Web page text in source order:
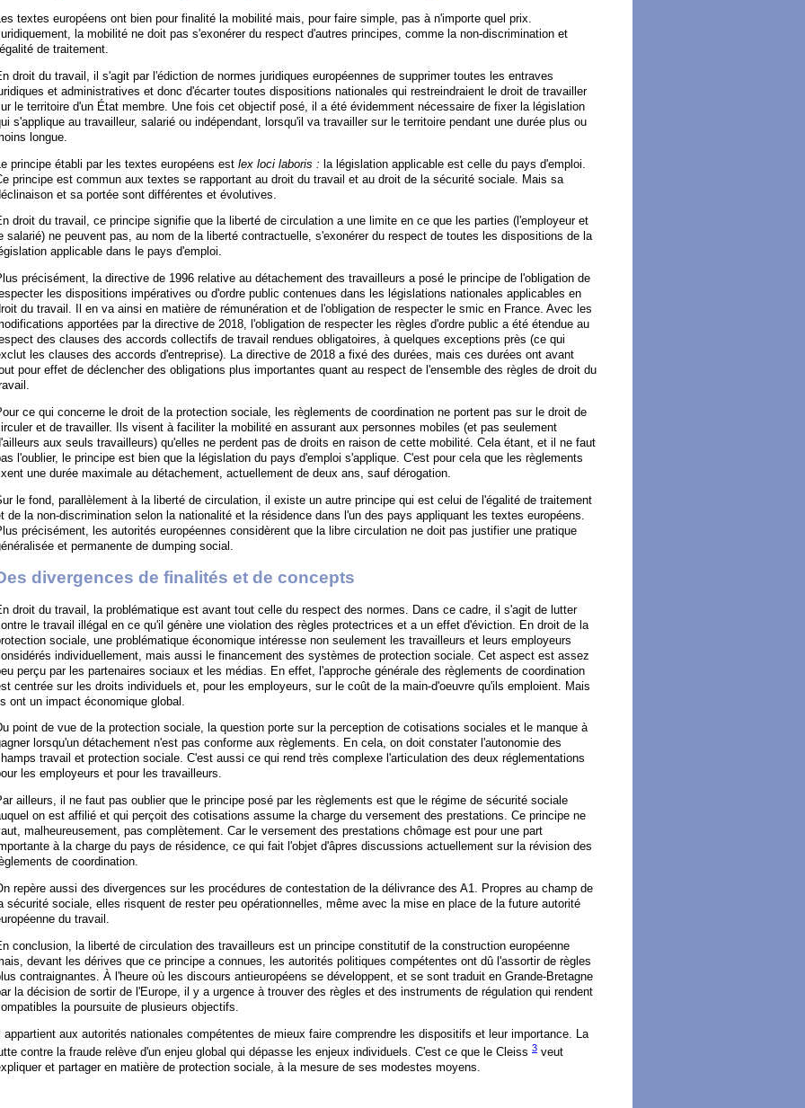
Les textes européens ont bien pour finalité la mobilité mais, pour faire simple, pas à n'importe quel prix.
la mobilité ne doit pas s'exonérer du respect d'autres principes, comme la non-discrimination et
de traitement.
droit du travail, il s'agit par l'édiction de normes juridiques européennes de supprimer toutes les entraves
et administratives et donc d'écarter toutes dispositions nationales qui restreindraient le droit de travailler
le territoire d'un État membre. Une fois cet objectif posé, il a été évidemment nécessaire de fixer la législation
s'applique au travailleur, salarié ou indépendant, lorsqu'il va travailler sur le territoire pendant une durée plus ou
longue.
principe établi par les textes européens est lex loci laboris : la législation applicable est celle du pays d'emploi.
principe est commun aux textes se rapportant au droit du travail et au droit de la sécurité sociale. Mais sa
et sa portée sont différentes et évolutives.
droit du travail, ce principe signifie que la liberté de circulation a une limite en ce que les parties (l'employeur et
salarié) ne peuvent pas, au nom de la liberté contractuelle, s'exonérer du respect de toutes les dispositions de la
applicable dans le pays d'emploi.
précisément, la directive de 1996 relative au détachement des travailleurs a posé le principe de l'obligation de
les dispositions impératives ou d'ordre public contenues dans les législations nationales applicables en
du travail. Il en va ainsi en matière de rémunération et de l'obligation de respecter le smic en France. Avec les
apportées par la directive de 2018, l'obligation de respecter les règles d'ordre public a été étendue au
des clauses des accords collectifs de travail rendues obligatoires, à quelques exceptions près (ce qui
les clauses des accords d'entreprise). La directive de 2018 a fixé des durées, mais ces durées ont avant
pour effet de déclencher des obligations plus importantes quant au respect de l'ensemble des règles de droit du
ce qui concerne le droit de la protection sociale, les règlements de coordination ne portent pas sur le droit de
et de travailler. Ils visent à faciliter la mobilité en assurant aux personnes mobiles (et pas seulement
aux seuls travailleurs) qu'elles ne perdent pas de droits en raison de cette mobilité. Cela étant, et il ne faut
l'oublier, le principe est bien que la législation du pays d'emploi s'applique. C'est pour cela que les règlements
une durée maximale au détachement, actuellement de deux ans, sauf dérogation.
le fond, parallèlement à la liberté de circulation, il existe un autre principe qui est celui de l'égalité de traitement
de la non-discrimination selon la nationalité et la résidence dans l'un des pays appliquant les textes européens.
précisément, les autorités européennes considèrent que la libre circulation ne doit pas justifier une pratique
et permanente de dumping social.
divergences de finalités et de concepts
droit du travail, la problématique est avant tout celle du respect des normes. Dans ce cadre, il s'agit de lutter
le travail illégal en ce qu'il génère une violation des règles protectrices et a un effet d'éviction. En droit de la
sociale, une problématique économique intéresse non seulement les travailleurs et leurs employeurs
individuellement, mais aussi le financement des systèmes de protection sociale. Cet aspect est assez
perçu par les partenaires sociaux et les médias. En effet, l'approche générale des règlements de coordination
centrée sur les droits individuels et, pour les employeurs, sur le coût de la main-d'oeuvre qu'ils emploient. Mais
ont un impact économique global.
point de vue de la protection sociale, la question porte sur la perception de cotisations sociales et le manque à
lorsqu'un détachement n'est pas conforme aux règlements. En cela, on doit constater l'autonomie des
travail et protection sociale. C'est aussi ce qui rend très complexe l'articulation des deux réglementations
les employeurs et pour les travailleurs.
ailleurs, il ne faut pas oublier que le principe posé par les règlements est que le régime de sécurité sociale
on est affilié et qui perçoit des cotisations assume la charge du versement des prestations. Ce principe ne
malheureusement, pas complètement. Car le versement des prestations chômage est pour une part
à la charge du pays de résidence, ce qui fait l'objet d'âpres discussions actuellement sur la révision des
de coordination.
repère aussi des divergences sur les procédures de contestation de la délivrance des A1. Propres au champ de
sécurité sociale, elles risquent de rester peu opérationnelles, même avec la mise en place de la future autorité
du travail.
conclusion, la liberté de circulation des travailleurs est un principe constitutif de la construction européenne
devant les dérives que ce principe a connues, les autorités politiques compétentes ont dû l'assortir de règles
contraignantes. À l'heure où les discours antieuropéens se développent, et se sont traduit en Grande-Bretagne
la décision de sortir de l'Europe, il y a urgence à trouver des règles et des instruments de régulation qui rendent
la poursuite de plusieurs objectifs.
appartient aux autorités nationales compétentes de mieux faire comprendre les dispositifs et leur importance. La
contre la fraude relève d'un enjeu global qui dépasse les enjeux individuels. C'est ce que le Cleiss 3 veut
et partager en matière de protection sociale, à la mesure de ses modestes moyens.